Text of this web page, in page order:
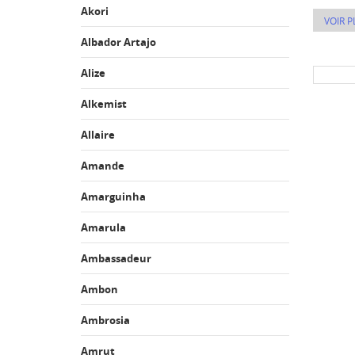
Akori
Albador Artajo
Alize
Alkemist
Allaire
Amande
Amarguinha
Amarula
Ambassadeur
Ambon
Ambrosia
Amrut
VOIR